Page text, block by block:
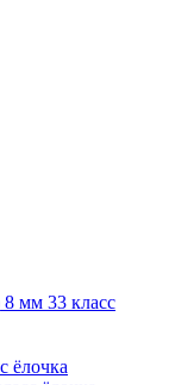
мм 33 класс
ёлочка